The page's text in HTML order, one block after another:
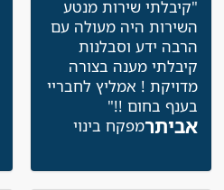
"קיבלתי שירות מנטע
השירות היה מעולה עם
הרבה ידע וסבלנות
קיבלתי מענה בצורה
מדויקת ! אמליץ לחבריי
בענף בחום !!"
אביתרמפקח בינוי